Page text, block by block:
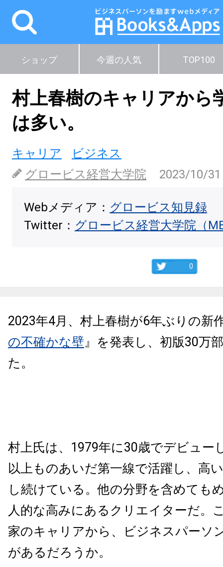
ショップ 今週の人気 TOP100
村上春樹のキャリアから
は多い。
キャリア
ビジネス
グロービス経営大学院
2023/10/31
Webメディア： グロービス知見録
Twitter： グロービス経営大学院（
0
2023年4月、村上春樹が6年ぶりの新
の不確かな壁』を発表し、初版30万
た。
村上氏は、1979年に30歳でデビュー
以上ものあいだ第一線で活躍し、高
し続けている。他の分野を含めても
人的な高みにあるクリエイターだ。
家のキャリアから、ビジネスパーソ
があるだろうか。